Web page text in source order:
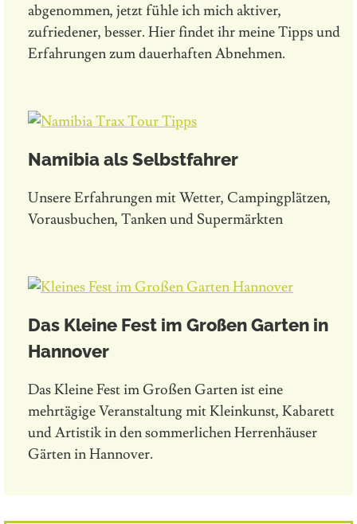
abgenommen, jetzt fühle ich mich aktiver,
zufriedener, besser. Hier findet ihr meine Tipps und
Erfahrungen zum dauerhaften Abnehmen.
Namibia als Selbstfahrer
Unsere Erfahrungen mit Wetter, Campingplätzen,
Vorausbuchen, Tanken und Supermärkten
Das Kleine Fest im Großen Garten in
Hannover
Das Kleine Fest im Großen Garten ist eine
mehrtägige Veranstaltung mit Kleinkunst, Kabarett
und Artistik in den sommerlichen Herrenhäuser
Gärten in Hannover.